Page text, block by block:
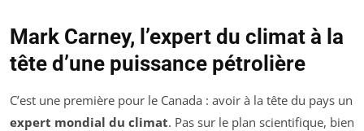
Mark Carney, l’expert du climat à la
tête d’une puissance pétrolière
C’est une première pour le Canada : avoir à la tête du pays un
expert mondial du climat. Pas sur le plan scientifique, bien